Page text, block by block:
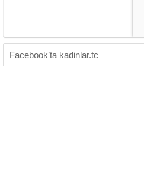
Kendi el emeğimiz ve fikrimiz olan
tasarımlar ile...
Facebook’ta kadinlar.tc